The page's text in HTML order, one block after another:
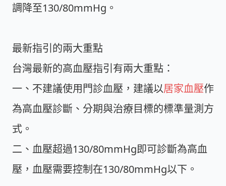
調降至130/80mmHg。
最新指引的兩大重點
台灣最新的高血壓指引有兩大重點：
一、不建議使用門診血壓，建議以居家血壓作
為高血壓診斷、分期與治療目標的標準量測方
式。
二、血壓超過130/80mmHg即可診斷為高血
壓，血壓需要控制在130/80mmHg以下。